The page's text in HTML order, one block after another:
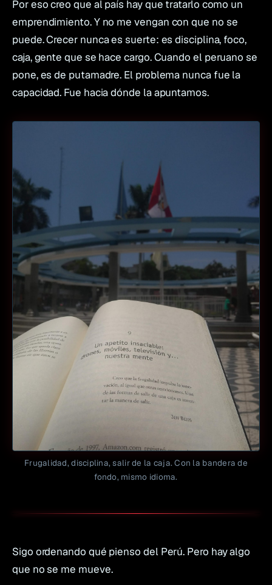
Por eso creo que al país hay que tratarlo como un
emprendimiento. Y no me vengan con que no se
puede. Crecer nunca es suerte: es disciplina, foco,
caja, gente que se hace cargo. Cuando el peruano se
pone, es de putamadre. El problema nunca fue la
capacidad. Fue hacia dónde la apuntamos.
Frugalidad, disciplina, salir de la caja. Con la bandera de
fondo, mismo idioma.
Sigo ordenando qué pienso del Perú. Pero hay algo
que no se me mueve.